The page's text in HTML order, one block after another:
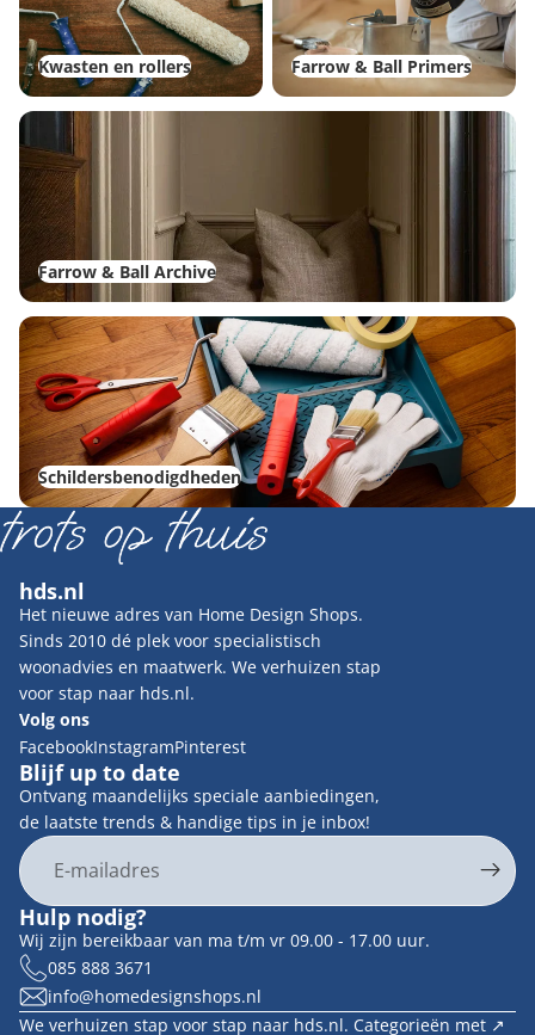
Kwasten en rollers Farrow & Ball Primers
Farrow & Ball Archive
Farrow & Ball Archive
Schildersbenodigdheden
Schildersbenodigdheden
hds.nl
Het nieuwe adres van Home Design Shops.
Sinds 2010 dé plek voor specialistisch
woonadvies en maatwerk. We verhuizen stap
voor stap naar hds.nl.
Volg ons
FacebookInstagramPinterest
Blijf up to date
Ontvang maandelijks speciale aanbiedingen,
de laatste trends & handige tips in je inbox!
E-mail
Hulp nodig?
Wij zijn bereikbaar van ma t/m vr 09.00 - 17.00 uur.
085 888 3671
info@homedesignshops.nl
We verhuizen stap voor stap naar hds.nl. Categorieën met ↗︎
Contactgegevens
Terugbetalingsbeleid
Algemene voorwaarden